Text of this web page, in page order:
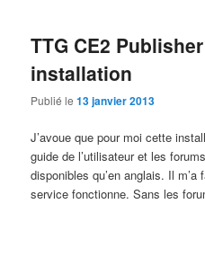
TTG CE2
installation
Publié le13 janvier 2013
J’avoue que pour moi cette
guide de l’utilisateur et les
disponibles qu’en anglais. Il
service fonctionne. Sans les